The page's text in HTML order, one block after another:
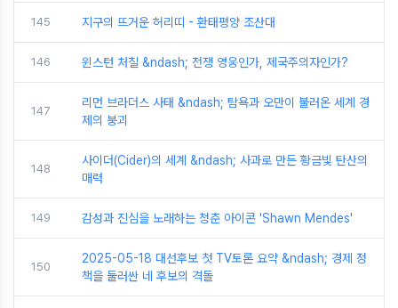
145 지구의 뜨거운 허리띠 - 환태평양 조산대
146 윈스턴 처칠 &ndash; 전쟁 영웅인가, 제국주의자인가?
147
리먼 브라더스 사태 &ndash; 탐욕과 오만이 불러온 세계 경
제의 붕괴
148
사이더(Cider)의 세계 &ndash; 사과로 만든 황금빛 탄산의
매력
149 감성과 진심을 노래하는 청춘 아이콘 'Shawn Mendes'
150
2025-05-18 대선후보 첫 TV토론 요약 &ndash; 경제 정
책을 둘러싼 네 후보의 격돌